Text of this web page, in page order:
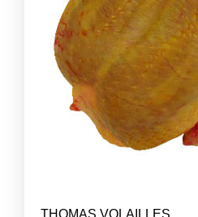
THOMAS VOLAILLES